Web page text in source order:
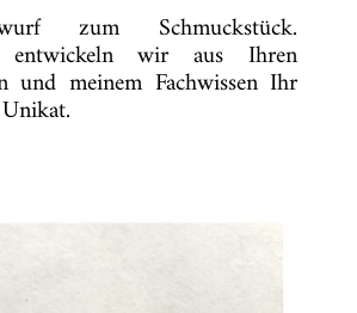
zum Schmuckstück.
entwickeln wir aus Ihren
und meinem Fachwissen Ihr